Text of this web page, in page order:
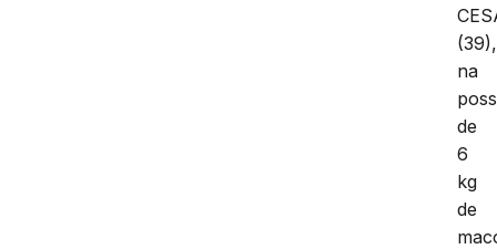
(39),
na
de
6
kg
de